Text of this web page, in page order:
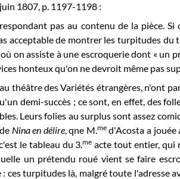
1807, p. 1197-1198 :
pas au contenu de la pièce.
acceptable de montrer les turpitudes du
on assiste à une escroquerie dont « un
honteux qu'on ne devroit même pas
théâtre des Variétés étrangères, n'ont
demi-succès ; ce sont, en effet, des
Leurs folies au surplus sont assez
Nina en délire, qne M.med'Acosta a jouée
le tableau du 3.me acte tout entier, qui
un prétendu roué vient se faire
ces turpitudes là, malgré toute l'adresse